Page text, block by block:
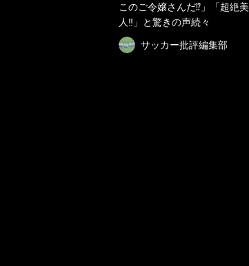
このご令嬢さんだ⁉︎」「超絶美
人‼︎」と驚きの声続々
サッカー批評編集部